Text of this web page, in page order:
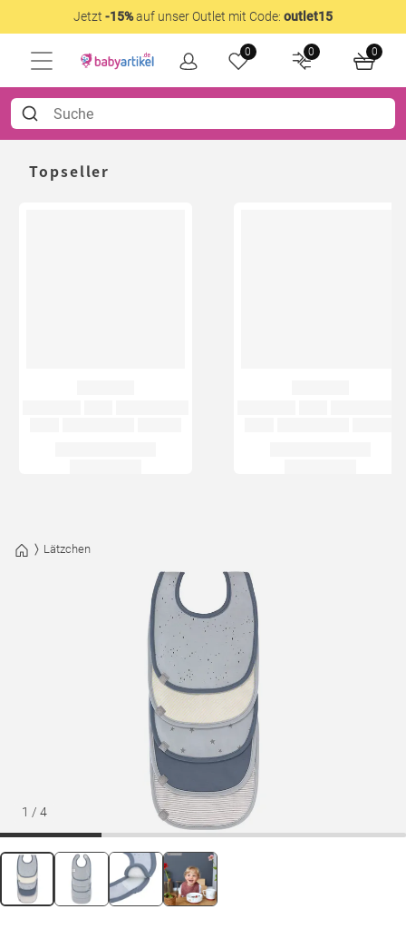
Jetzt -15%auf unser Outlet mit Code: outlet15
0 0 0
Topseller
Lätzchen
1 / 4